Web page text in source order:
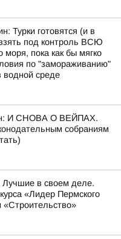
Турки готовятся (и в
под контроль ВСЮ
моря, пока как бы мягко
по "замораживанию"
водной среде
И СНОВА О ВЕЙПАХ.
собраниям
в своем деле.
«Лидер Пермского
«Строительство»